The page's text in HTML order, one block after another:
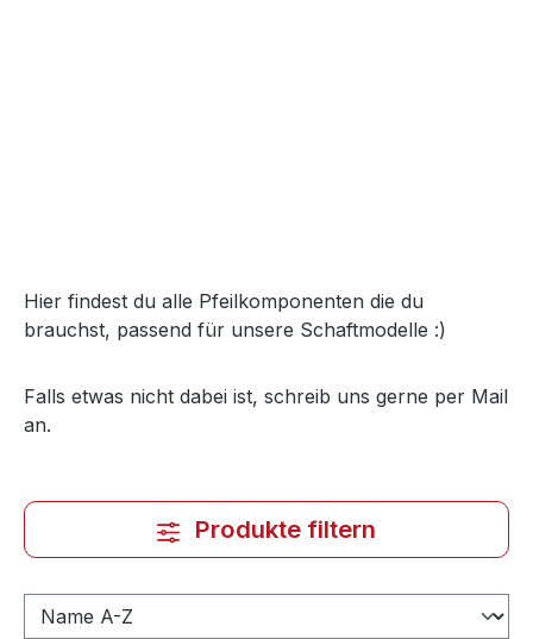
Hier findest du alle Pfeilkomponenten die du
brauchst, passend für unsere Schaftmodelle :)
Falls etwas nicht dabei ist, schreib uns gerne per Mail
an.
Produkte filtern